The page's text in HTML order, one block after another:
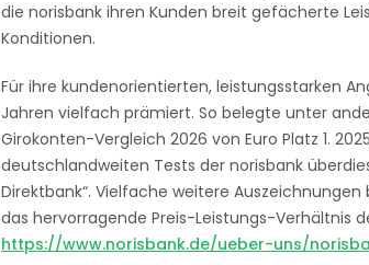
die norisbank ihren Kunden breit gefächerte
Konditionen.
Für ihre kundenorientierten, leistungsstarken
Jahren vielfach prämiert. So belegte unter
Girokonten-Vergleich 2026 von Euro Platz 1.
deutschlandweiten Tests der norisbank
Direktbank“. Vielfache weitere
das hervorragende Preis-Leistungs-Verhältnis
https://www.norisbank.de/ueber-uns/